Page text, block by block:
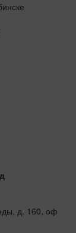
д. 160, оф